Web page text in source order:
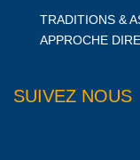
TRADITIONS &
APPROCHE
SUIVEZ NOUS